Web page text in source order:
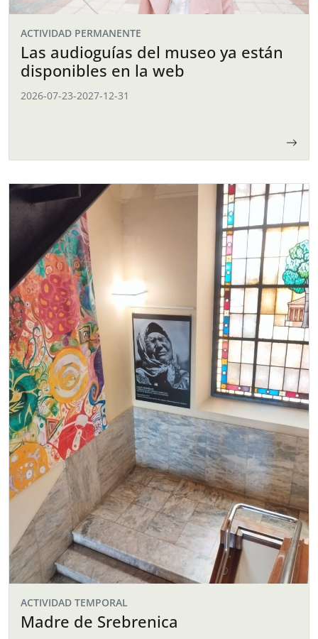
ACTIVIDAD PERMANENTE
Las audioguías del museo ya están
disponibles en la web
2026-07-23-2027-12-31
ACTIVIDAD TEMPORAL
Madre de Srebrenica